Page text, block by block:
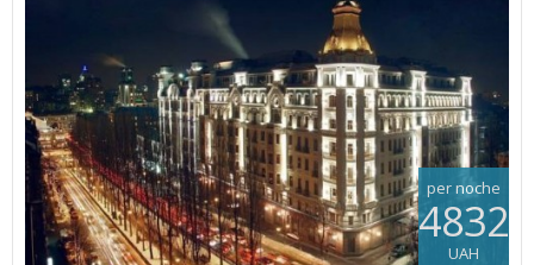
per noche
4832
UAH